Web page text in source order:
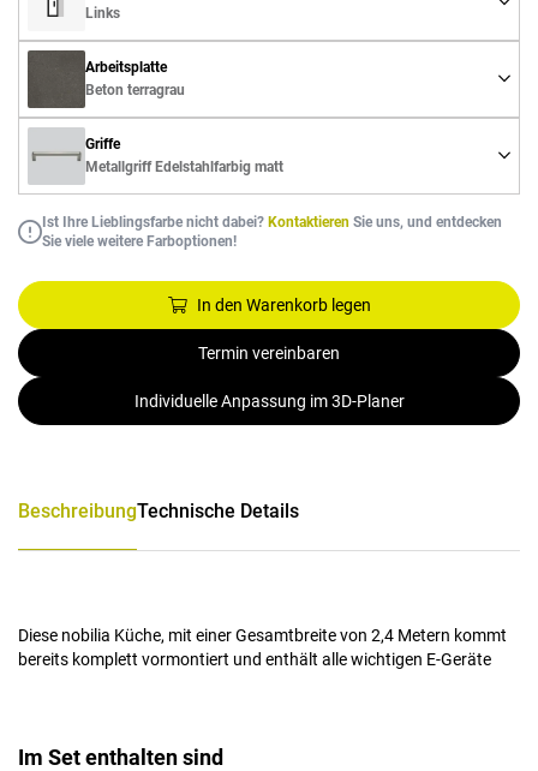
Links
Arbeitsplatte
Beton terragrau
Griffe
Metallgriff Edelstahlfarbig matt
Ist Ihre Lieblingsfarbe nicht dabei? Kontaktieren Sie uns, und entdecken
Sie viele weitere Farboptionen!
In den Warenkorb legen
Termin vereinbaren
Individuelle Anpassung im 3D-Planer
BeschreibungTechnische Details
Diese nobilia Küche, mit einer Gesamtbreite von 2,4 Metern kommt
bereits komplett vormontiert und enthält alle wichtigen E-Geräte
Im Set enthalten sind